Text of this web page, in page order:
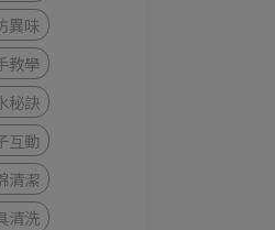
異味
教學
秘訣
互動
清潔
清洗